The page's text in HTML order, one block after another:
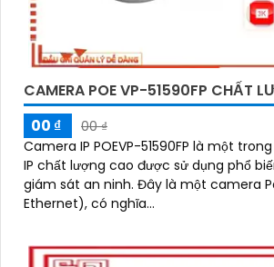
CAMERA POE VP-51590FP CHẤT
00 ₫
00 ₫
Camera IP POEVP-51590FP là một
IP chất lượng cao được sử dụng phổ
giám sát an ninh. Đây là một camera PoE (Power over
Ethernet), có nghĩa...